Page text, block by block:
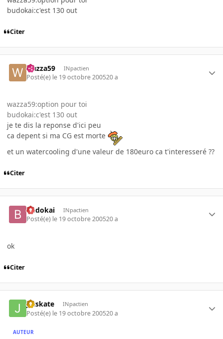
budokai:c'est 130 out
Citer
wazza59 INpactien
Posté(e) le 19 octobre 200520 a
wazza59:option pour toi
budokai:c'est 130 out
je te dis la reponse d'ici peu
ca depent si ma CG est morte
et un watercooling d'une valeur de 180euro ca t'interesseré ??
Citer
budokai INpactien
Posté(e) le 19 octobre 200520 a
ok
Citer
jetskate INpactien
Posté(e) le 19 octobre 200520 a
AUTEUR